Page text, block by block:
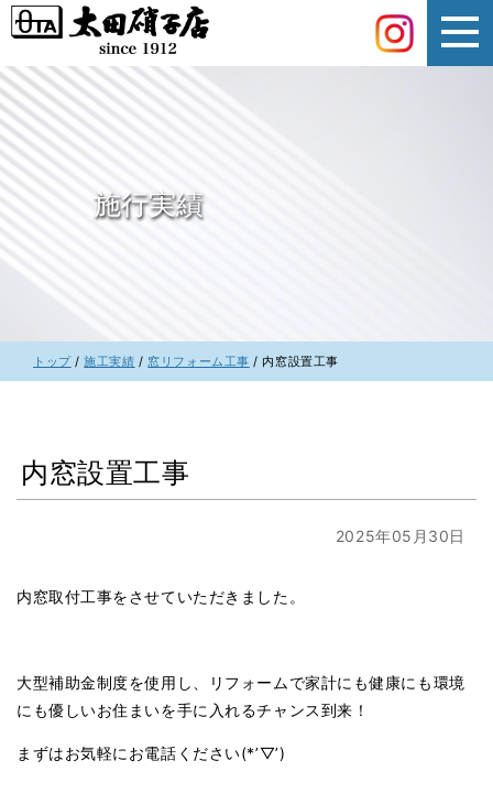
このページの本文へ
施行実績
現
在
トップ/施工実績 / 窓リフォーム工事 / 内窓設置工事
内窓設置工事
2025年05月30日
内窓取付工事をさせていただきました。
大型補助金制度を使用し、リフォームで家計にも健康にも環境
にも優しいお住まいを手に入れるチャンス到来！
まずはお気軽にお電話ください(*’▽’)